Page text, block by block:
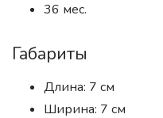
36 мес.
Габариты
Длина: 7 см
Ширина: 7 см